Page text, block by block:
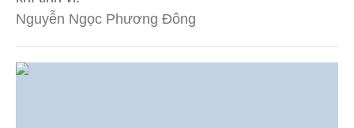
Nguyễn Ngọc Phương Đông